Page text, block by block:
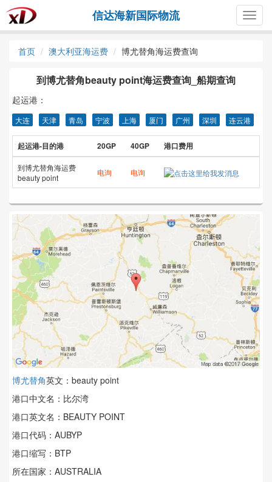
信达海新国际物流
首页 澳大利亚海运费 博尤替角海运费查询
到博尤替角beauty point海运费查询_船期查询
起运港：
大连 天津 青岛 宁波 上海 厦门 广州 深圳 连云港
起运港-目的港 20GP 40GP 港口费用
到博尤替角海运费
beauty point
电询 电询
博尤替角英文：beauty point
港口中文名：比尔湾
港口英文名：BEAUTY POINT
港口代码：AUBYP
港口缩写：BTP
所在国家：AUSTRALIA